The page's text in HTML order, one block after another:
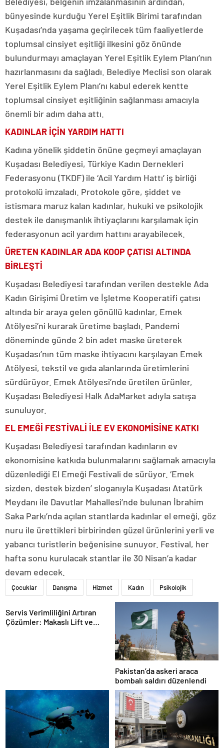
bünyesinde kurduğu Yerel Eşitlik Birimi tarafından
Kuşadası’nda yaşama geçirilecek tüm faaliyetlerde
toplumsal cinsiyet eşitliği ilkesini göz önünde
bulundurmayı amaçlayan Yerel Eşitlik Eylem Planı’nın
hazırlanmasını da sağladı. Belediye Meclisi son olarak
Yerel Eşitlik Eylem Planı’nı kabul ederek kentte
toplumsal cinsiyet eşitliğinin sağlanması amacıyla
önemli bir adım daha attı.
KADINLAR İÇİN YARDIM HATTI
Kadına yönelik şiddetin önüne geçmeyi amaçlayan
Kuşadası Belediyesi, Türkiye Kadın Dernekleri
Federasyonu (TKDF) ile ‘Acil Yardım Hattı’ iş birliği
protokolü imzaladı. Protokole göre, şiddet ve
istismara maruz kalan kadınlar, hukuki ve psikolojik
destek ile danışmanlık ihtiyaçlarını karşılamak için
federasyonun acil yardım hattını arayabilecek.
ÜRETEN KADINLAR ADA KOOP ÇATISI ALTINDA
BİRLEŞTİ
Kuşadası Belediyesi tarafından verilen destekle Ada
Kadın Girişimi Üretim ve İşletme Kooperatifi çatısı
altında bir araya gelen gönüllü kadınlar, Emek
Atölyesi’ni kurarak üretime başladı. Pandemi
döneminde günde 2 bin adet maske üreterek
Kuşadası’nın tüm maske ihtiyacını karşılayan Emek
Atölyesi, tekstil ve gıda alanlarında üretimlerini
sürdürüyor. Emek Atölyesi’nde üretilen ürünler,
Kuşadası Belediyesi Halk AdaMarket adıyla satışa
sunuluyor.
EL EMEĞİ FESTİVALİ İLE EV EKONOMİSİNE KATKI
Kuşadası Belediyesi tarafından kadınların ev
ekonomisine katkıda bulunmalarını sağlamak amacıyla
düzenlediği El Emeği Festivali de sürüyor. ‘Emek
sizden, destek bizden’ sloganıyla Kuşadası Atatürk
Meydanı ile Davutlar Mahallesi’nde bulunan İbrahim
Saka Parkı’nda açılan stantlarda kadınlar el emeği, göz
nuru ile ürettikleri birbirinden güzel ürünlerini yerli ve
yabancı turistlerin beğenisine sunuyor. Festival, her
hafta sonu kurulacak stantlar ile 30 Nisan’a kadar
devam edecek.
Çocuklar Danışma Hizmet Kadın Psikolojik
Servis Verimliliğini Artıran
Çözümler: Makaslı Lift ve
Pakistan’da askeri araca
bombalı saldırı düzenlendi